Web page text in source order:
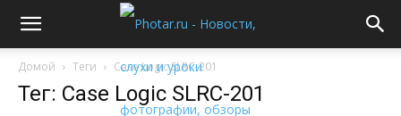
Домой Теги Case Logic SLRC-201
Тег: Case Logic SLRC-201